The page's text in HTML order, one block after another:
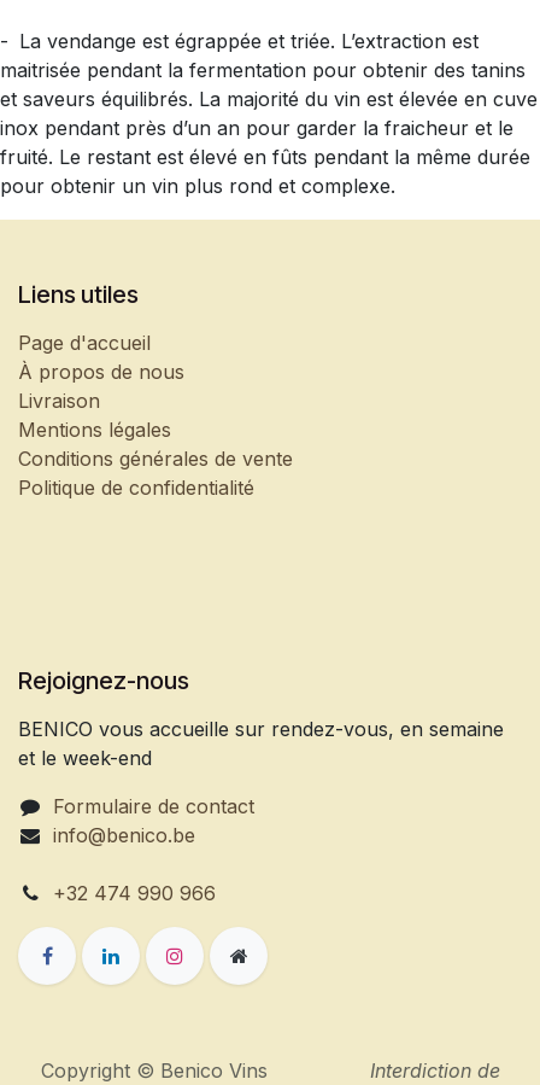
- La vendange est égrappée et triée. L’extraction est
maitrisée pendant la fermentation pour obtenir des tanins
et saveurs équilibrés. La majorité du vin est élevée en cuve
inox pendant près d’un an pour garder la fraicheur et le
fruité. Le restant est élevé en fûts pendant la même durée
pour obtenir un vin plus rond et complexe.
Liens utiles
Page d'accueil
À propos de nous
Livraison
Mentions légales
Conditions générales de vente
Politique de confidentialité
Rejoignez-nous
BENICO vous accueille sur rendez-vous, en semaine
et le week-end
Formulaire de contact
info@benico.be
+32 474 990 966
Copyright © Benico Vins Interdiction de